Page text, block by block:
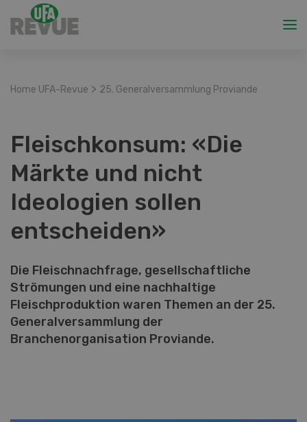
Home UFA-Revue > 25. Generalversammlung Proviande
Fleischkonsum: «Die
Märkte und nicht
Ideologien sollen
entscheiden»
Die Fleischnachfrage, gesellschaftliche
Strömungen und eine nachhaltige
Fleischproduktion waren Themen an der 25.
Generalversammlung der
Branchenorganisation Proviande.